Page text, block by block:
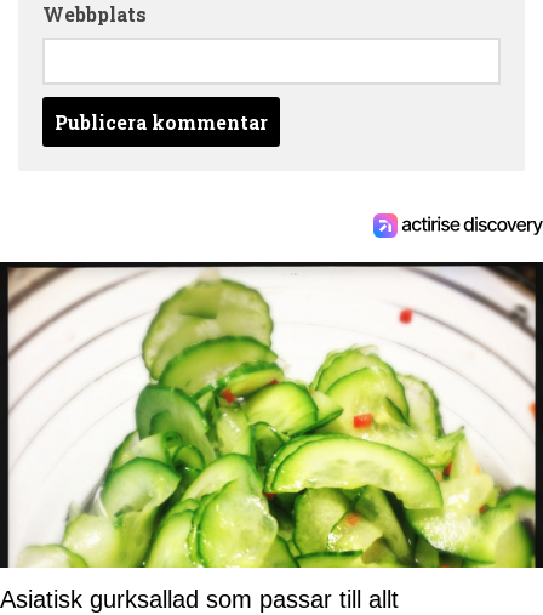
Webbplats
Asiatisk gurksallad som passar till allt